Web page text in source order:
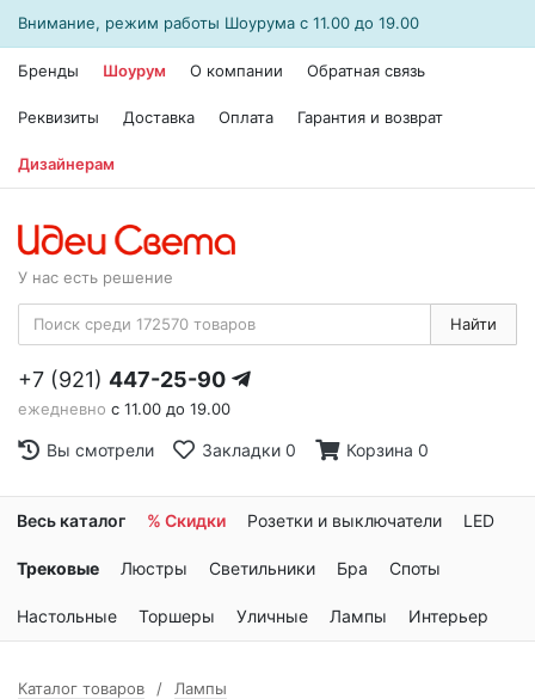
Внимание, режим работы Шоурума с 11.00 до 19.00
Бренды Шоурум О компании Обратная связь
Реквизиты Доставка Оплата Гарантия и возврат
Дизайнерам
У нас есть решение
Найти
+7 (921) 447-25-90
ежедневно с 11.00 до 19.00
Вы смотрели Закладки 0 Корзина 0
Весь каталог % Скидки Розетки и выключатели LED
Трековые Люстры Светильники Бра Споты
Настольные Торшеры Уличные Лампы Интерьер
Каталог товаров Лампы